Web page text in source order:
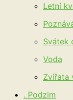
Letní
Svátek
Voda
Zvířata
. Podzim